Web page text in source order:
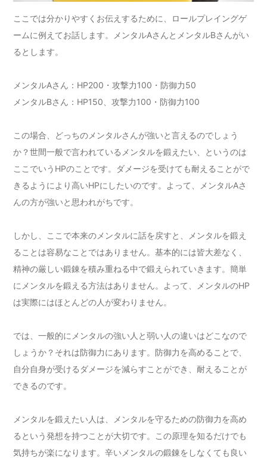
ここでは分かりやすくお伝えするために、ロールプレイングゲ
ームに例えてお話します。メンタルAさんとメンタルBさんがい
るとします。
メンタルAさん：HP200・攻撃力100・防御力50
メンタルBさん：HP150、攻撃力100・防御力100
この場合、どっちのメンタルさんが強いと言えるのでしょう
か？世間一般で言われているメンタルを鍛えたい、というのは
ここでいうHPのことです。ダメージを受けても耐えることがで
きるようにより高いHPにしたいのです。よって、メンタルAさ
んの方が強いと思われがちです。
しかし、ここで本来のメンタルに話を戻すと、メンタルを鍛え
ることは容易なことではありません。基本的には皆大差なく、
精神の厳しい鍛錬を積み重ねる中で鍛えられていきます。簡単
にメンタルを鍛える方法はありません。よって、メンタルのHP
は実際にはほとんどの人が変わりません。
では、一般的にメンタルの強い人と弱い人の違いはどこなので
しょうか？それは防御力にあります。防御力を高めることで、
自分自身が受けるダメージを減らすことができ、耐えることが
できるのです。
メンタルを鍛えたい人は、メンタルを守るための防御力を高め
るという発想を持つことが大切です。この原理を知るだけでも
気持ちが楽になります。辛いメンタルの鍛錬をしなくても良い